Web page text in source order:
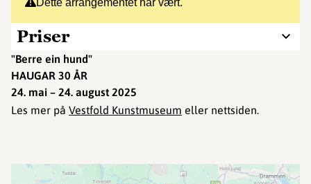
Dette arrangementet har vært.
Priser
"Berre ein hund"
HAUGAR 30 ÅR
24. mai – 24. august 2025
Les mer på Vestfold Kunstmuseum eller nettsiden.